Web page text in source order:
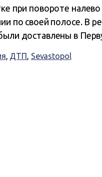
при повороте
по своей полосе. В
доставлены в
, ДТП, Sevastopol